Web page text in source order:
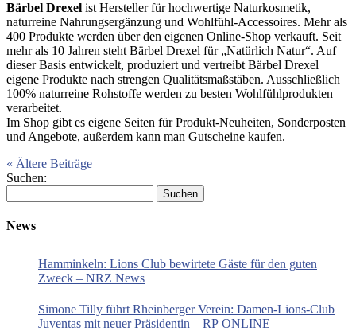
Bärbel Drexel ist Hersteller für hochwertige Naturkosmetik,
naturreine Nahrungsergänzung und Wohlfühl-Accessoires. Mehr als
400 Produkte werden über den eigenen Online-Shop verkauft. Seit
mehr als 10 Jahren steht Bärbel Drexel für „Natürlich Natur“. Auf
dieser Basis entwickelt, produziert und vertreibt Bärbel Drexel
eigene Produkte nach strengen Qualitätsmaßstäben. Ausschließlich
100% naturreine Rohstoffe werden zu besten Wohlfühlprodukten
verarbeitet.
Im Shop gibt es eigene Seiten für Produkt-Neuheiten, Sonderposten
und Angebote, außerdem kann man Gutscheine kaufen.
« Ältere Beiträge
Suchen:
News
Hamminkeln: Lions Club bewirtete Gäste für den guten
Zweck – NRZ News
Simone Tilly führt Rheinberger Verein: Damen-Lions-Club
Juventas mit neuer Präsidentin – RP ONLINE